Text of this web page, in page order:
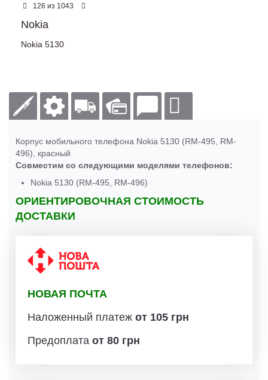
126 из 1043
Nokia
Nokia 5130
Корпус мобильного телефона Nokia 5130 (RM-495, RM-
496), красный
Совместим со следующими моделями телефонов:
Nokia 5130 (RM-495, RM-496)
ОРИЕНТИРОВОЧНАЯ СТОИМОСТЬ
ДОСТАВКИ
НОВАЯ ПОЧТА
Наложенный платеж от 105 грн
Предоплата от 80 грн